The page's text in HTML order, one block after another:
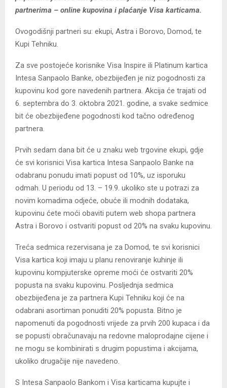
partnerima – online kupovina i plaćanje Visa karticama.
Ovogodišnji partneri su: ekupi, Astra i Borovo, Domod, te
Kupi Tehniku.
Za sve postojeće korisnike Visa Inspire ili Platinum kartica
Intesa Sanpaolo Banke, obezbijeđen je niz pogodnosti za
kupovinu kod gore navedenih partnera. Akcija će trajati od
6. septembra do 3. oktobra 2021. godine, a svake sedmice
bit će obezbijeđene pogodnosti kod tačno određenog
partnera.
Prvih sedam dana bit će u znaku web trgovine ekupi, gdje
će svi korisnici Visa kartica Intesa Sanpaolo Banke na
odabranu ponudu imati popust od 10%, uz isporuku
odmah. U periodu od 13. – 19.9. ukoliko ste u potrazi za
novim komadima odjeće, obuće ili modnih dodataka,
kupovinu ćete moći obaviti putem web shopa partnera
Astra i Borovo i ostvariti popust od 20% na svaku kupovinu.
Treća sedmica rezervisana je za Domod, te svi korisnici
Visa kartica koji imaju u planu renoviranje kuhinje ili
kupovinu kompjuterske opreme moći će ostvariti 20%
popusta na svaku kupovinu. Posljednja sedmica
obezbijeđena je za partnera Kupi Tehniku koji će na
odabrani asortiman ponuditi 20% popusta. Bitno je
napomenuti da pogodnosti vrijede za prvih 200 kupaca i da
se popusti obračunavaju na redovne maloprodajne cijene i
ne mogu se kombinirati s drugim popustima i akcijama,
ukoliko drugačije nije navedeno.
S Intesa Sanpaolo Bankom i Visa karticama kupujte i